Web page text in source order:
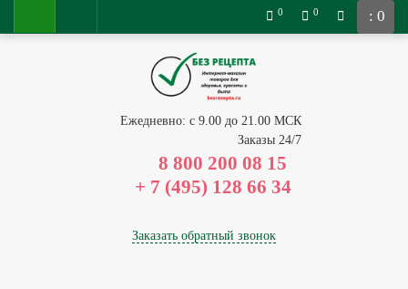
: 0
0 0
Ежедневно: с 9.00 до 21.00 МСК
Заказы 24/7
8 800 200 08 15
Заказать обратный звонок